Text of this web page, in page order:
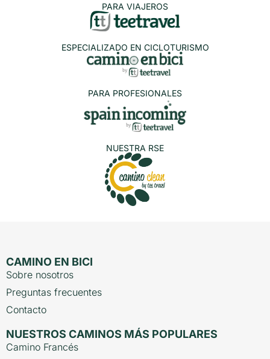
PARA VIAJEROS
ESPECIALIZADO EN CICLOTURISMO
PARA PROFESIONALES
NUESTRA RSE
CAMINO EN BICI
Sobre nosotros
Preguntas frecuentes
Contacto
NUESTROS CAMINOS MÁS POPULARES
Camino Francés